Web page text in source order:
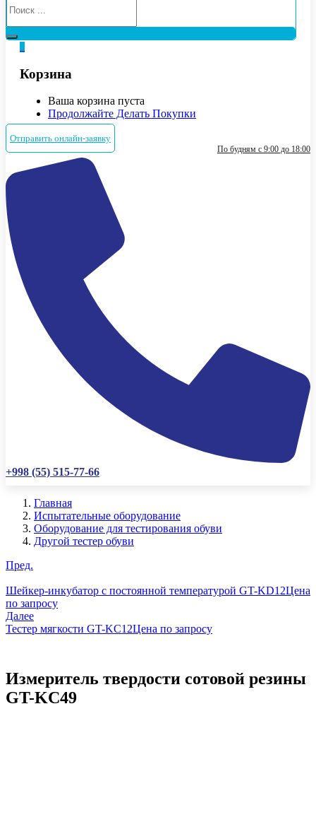
Корзина
Ваша корзина пуста
Продолжайте Делать Покупки
Отправить онлайн-заявку
По будням с 9:00 до 18:00
+998 (55) 515-77-66
Главная
Испытательные оборудование
Оборудование для тестирования обуви
Другой тестер обуви
Пред.
Шейкер-инкубатор с постоянной температурой GT-KD12Цена
по запросу
Далее
Тестер мягкости GT-KC12Цена по запросу
Измеритель твердости сотовой резины
GT-KC49